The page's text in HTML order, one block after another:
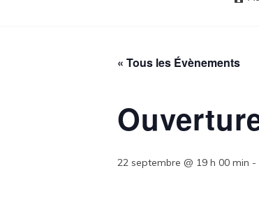
« Tous les Évènements
22 septembre @ 19 h 00 min -